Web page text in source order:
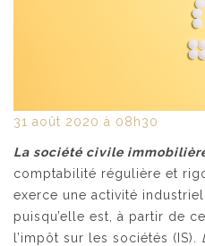
31 août 2020 à 08h30
La société civile
comptabilité régulière et
exerce une activité
puisqu’elle est, à partir de
l’impôt sur les sociétés (IS).